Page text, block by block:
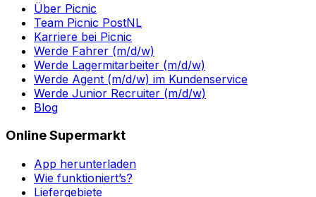
Über Picnic
Team Picnic PostNL
Karriere bei Picnic
Werde Fahrer (m/d/w)
Werde Lagermitarbeiter (m/d/w)
Werde Agent (m/d/w) im Kundenservice
Werde Junior Recruiter (m/d/w)
Blog
Online Supermarkt
App herunterladen
Wie funktioniert’s?
Liefergebiete